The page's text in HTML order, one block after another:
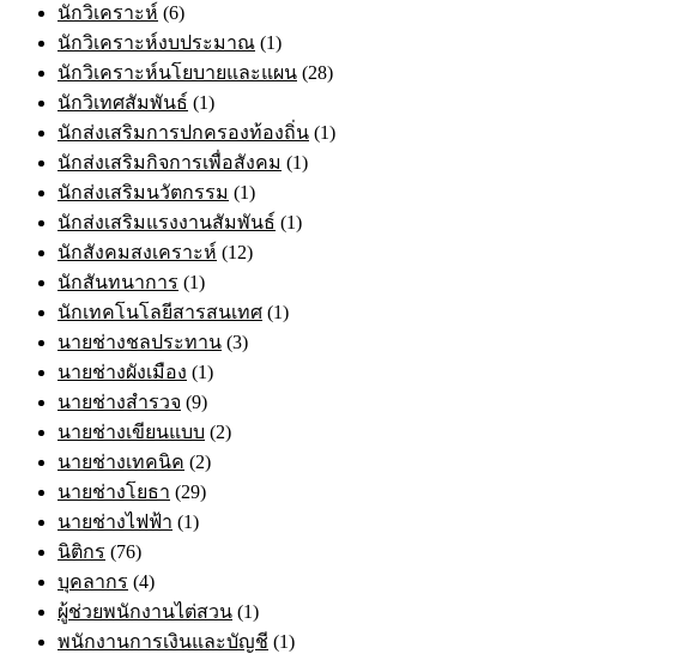
นักวิเคราะห์ (6)
นักวิเคราะห์งบประมาณ (1)
นักวิเคราะห์นโยบายและแผน (28)
นักวิเทศสัมพันธ์ (1)
นักส่งเสริมการปกครองท้องถิ่น (1)
นักส่งเสริมกิจการเพื่อสังคม (1)
นักส่งเสริมนวัตกรรม (1)
นักส่งเสริมแรงงานสัมพันธ์ (1)
นักสังคมสงเคราะห์ (12)
นักสันทนาการ (1)
นักเทคโนโลยีสารสนเทศ (1)
นายช่างชลประทาน (3)
นายช่างผังเมือง (1)
นายช่างสำรวจ (9)
นายช่างเขียนแบบ (2)
นายช่างเทคนิค (2)
นายช่างโยธา (29)
นายช่างไฟฟ้า (1)
นิติกร (76)
บุคลากร (4)
ผู้ช่วยพนักงานไต่สวน (1)
พนักงานการเงินและบัญชี (1)